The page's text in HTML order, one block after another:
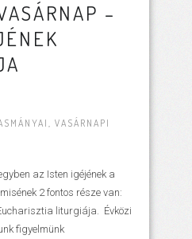
–
VASÁRNAPI
az Isten igéjének a
2 fontos része van:
liturgiája. Évközi
figyelmünk